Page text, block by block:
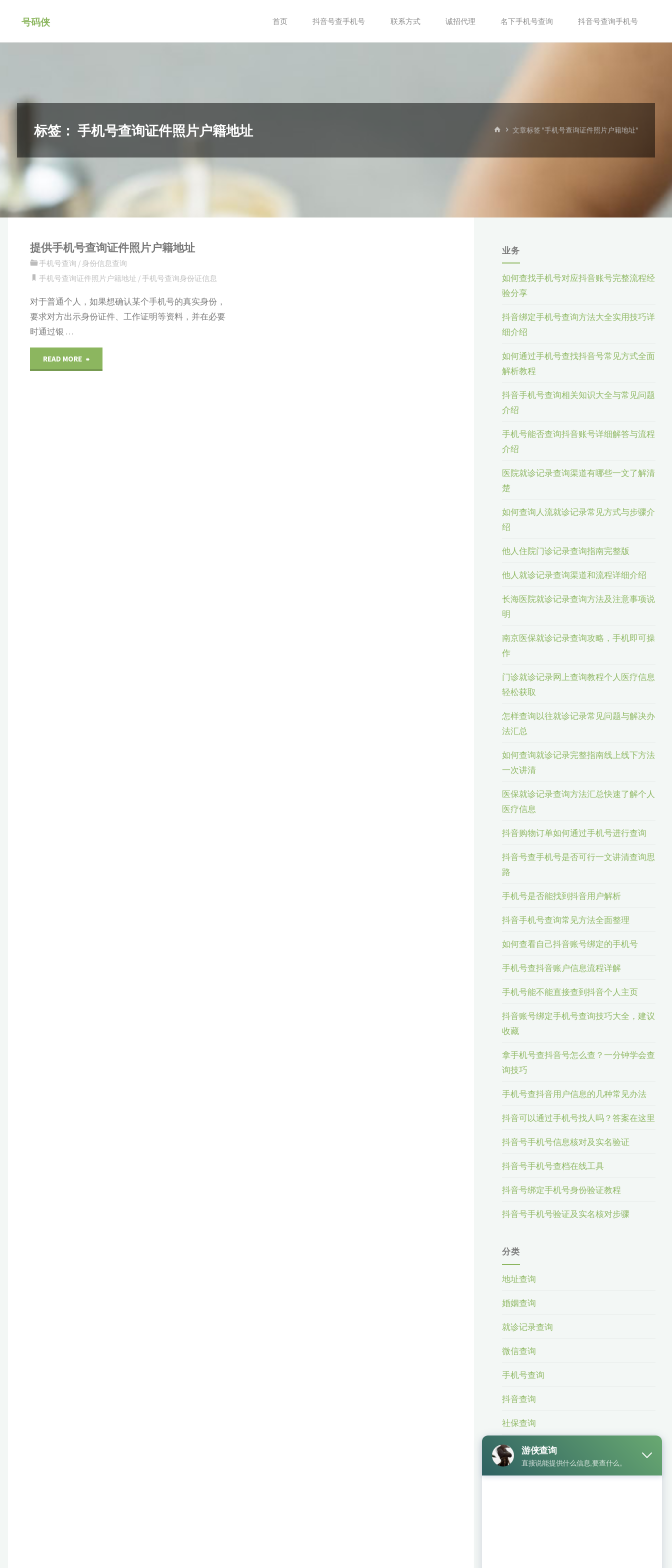
号码侠 首页 抖音号查手机号 联系方式 诚招代理 名下手机号查询 抖音号查询手机号
标签： 手机号查询证件照片户籍地址
首 文章标签 "手机号查询证件照片户籍地址"
提供手机号查询证件照片户籍地址
手机号查询 /身份信息查询
手机号查询证件照片户籍地址 /手机号查询身份证信息
对于普通个人，如果想确认某个手机号的真实身份，
要求对方出示身份证件、工作证明等资料，并在必要
时通过银 …
READ MORE "提
业务
如何查找手机号对应抖音账号完整流程经
验分享
抖音绑定手机号查询方法大全实用技巧详
细介绍
如何通过手机号查找抖音号常见方式全面
解析教程
抖音手机号查询相关知识大全与常见问题
介绍
手机号能否查询抖音账号详细解答与流程
介绍
医院就诊记录查询渠道有哪些一文了解清
楚
如何查询人流就诊记录常见方式与步骤介
绍
他人住院门诊记录查询指南完整版
他人就诊记录查询渠道和流程详细介绍
长海医院就诊记录查询方法及注意事项说
明
南京医保就诊记录查询攻略，手机即可操
作
门诊就诊记录网上查询教程个人医疗信息
轻松获取
怎样查询以往就诊记录常见问题与解决办
法汇总
如何查询就诊记录完整指南线上线下方法
一次讲清
医保就诊记录查询方法汇总快速了解个人
医疗信息
抖音购物订单如何通过手机号进行查询
抖音号查手机号是否可行一文讲清查询思
路
手机号是否能找到抖音用户解析
抖音手机号查询常见方法全面整理
如何查看自己抖音账号绑定的手机号
手机号查抖音账户信息流程详解
手机号能不能直接查到抖音个人主页
抖音账号绑定手机号查询技巧大全，建议
收藏
拿手机号查抖音号怎么查？一分钟学会查
询技巧
手机号查抖音用户信息的几种常见办法
抖音可以通过手机号找人吗？答案在这里
抖音号手机号信息核对及实名验证
抖音号手机号查档在线工具
抖音号绑定手机号身份验证教程
抖音号手机号验证及实名核对步骤
分类
地址查询
婚姻查询
就诊记录查询
微信查询
手机号查询
抖音查询
社保查询
身份信息查询